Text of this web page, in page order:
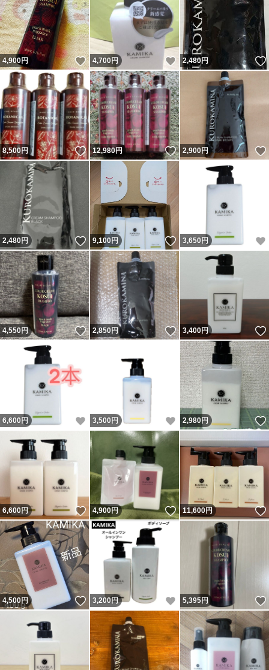
4,900円 いいね！
4,700円 いいね！
2,480円
8,500円 いいね！
12,980円 いいね！
2,900円
2,480円 いいね！
9,100円 いいね！
3,650 円
4,550円 いいね！
2,850円 いいね！
3,400円
6,600 円 いいね！
3,500 円 いいね！
2,980円
6,600円 いいね！
4,900円 いいね！
11,600円
4,500円 いいね！
3,200円 いいね！
5,395円